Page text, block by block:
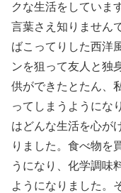
クな生活をしていま
言葉さえ知りません
ばこってりした西洋
ンを狙って友人と独
供ができたとたん、
ってしまうようにな
はどんな生活を心が
りました。食べ物を
うになり、化学調味
ようになりました。